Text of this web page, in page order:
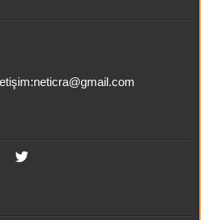
neticra@gmail.com